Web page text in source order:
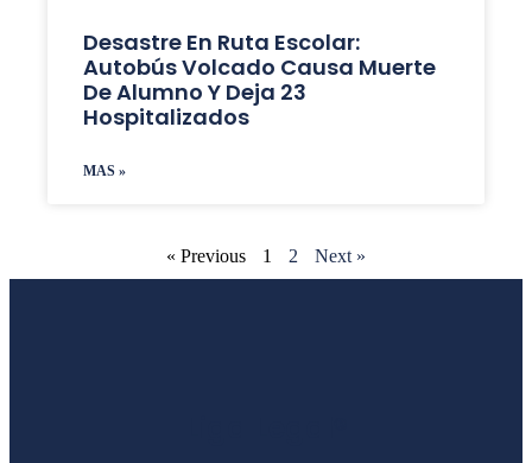
Desastre En Ruta Escolar:
Autobús Volcado Causa Muerte
De Alumno Y Deja 23
Hospitalizados
MAS »
« Previous 1 2 Next »